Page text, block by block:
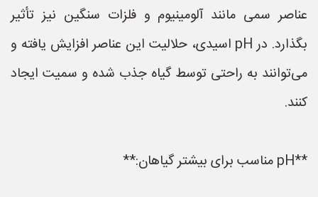
عناصر سمی مانند آلومینیوم و فلزات سنگین نیز تأثیر
بگذارد. در pH اسیدی، حلالیت این عناصر افزایش یافته و
می‌توانند به راحتی توسط گیاه جذب شده و سمیت ایجاد
کنند.
**pH مناسب برای بیشتر گیاهان:**